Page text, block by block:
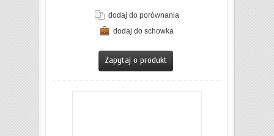
dodaj do porównania
dodaj do schowka
Zapytaj o produkt